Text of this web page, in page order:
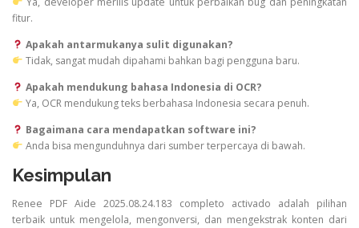
fitur.
Apakah antarmukanya sulit digunakan?
Tidak, sangat mudah dipahami bahkan bagi pengguna baru.
Apakah mendukung bahasa Indonesia di OCR?
Ya, OCR mendukung teks berbahasa Indonesia secara penuh.
Bagaimana cara mendapatkan software ini?
Anda bisa mengunduhnya dari sumber terpercaya di bawah.
Kesimpulan
Renee PDF Aide 2025.08.24.183 completo activado adalah pilihan
terbaik untuk mengelola, mengonversi, dan mengekstrak konten dari